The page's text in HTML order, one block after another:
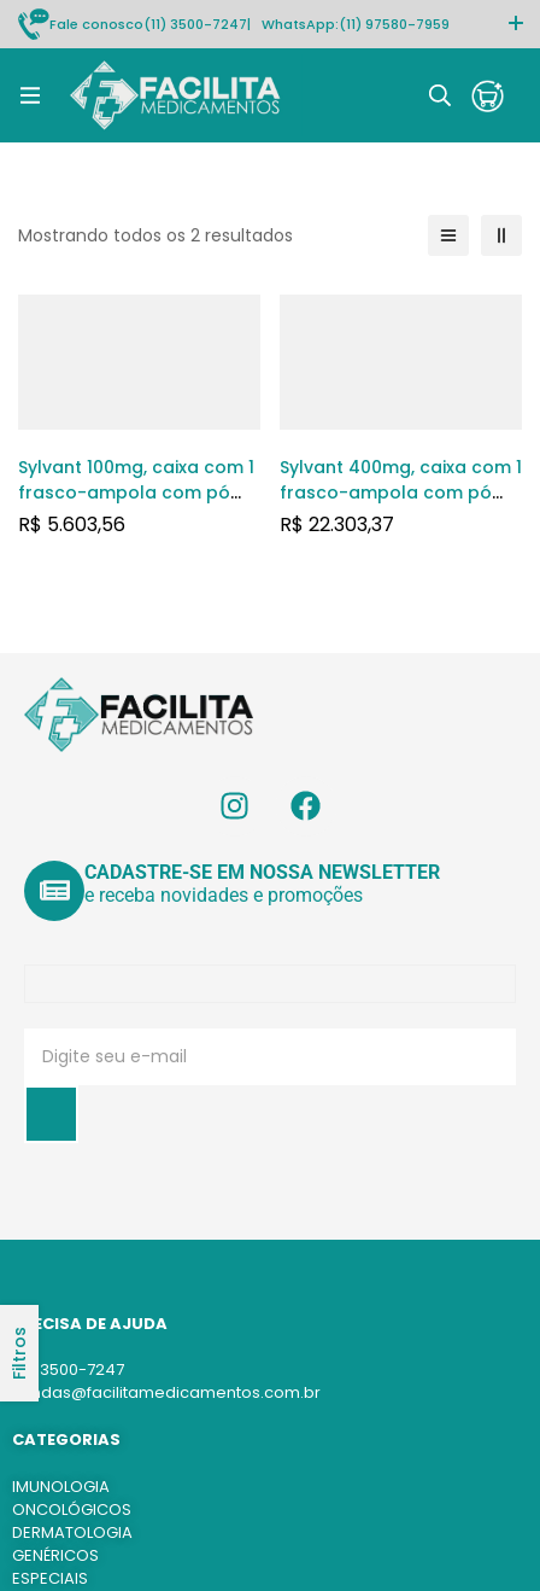
Fale conosco(11) 3500-7247| WhatsApp:(11) 97580-7959
Rastrear pedido
Filtros
Mostrando todos os 2 resultados
Sylvant 100mg, caixa com 1
frasco-ampola com pó
para solução de uso
R$ 5.603,56
Sylvant 400mg, caixa com 1
frasco-ampola com pó
para solução de uso
R$ 22.303,37
CADASTRE-SE EM NOSSA NEWSLETTER
e receba novidades e promoções
PRECISA DE AJUDA
(11) 3500-7247
vendas@facilitamedicamentos.com.br
CATEGORIAS
IMUNOLOGIA
ONCOLÓGICOS
DERMATOLOGIA
GENÉRICOS
ESPECIAIS